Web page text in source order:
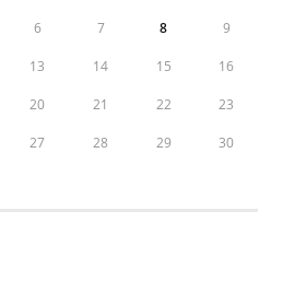
6 7 8 9
13 14 15 16
20 21 22 23
27 28 29 30